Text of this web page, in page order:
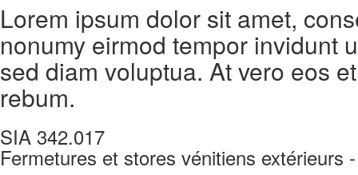
Lorem ipsum dolor sit amet,
nonumy eirmod tempor invidunt
sed diam voluptua. At vero eos
rebum.
SIA 342.017
Fermetures et stores vénitiens